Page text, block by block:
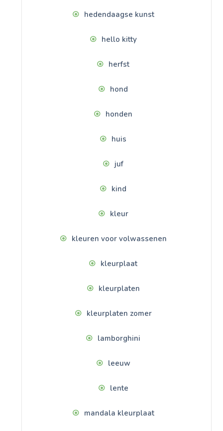
hedendaagse kunst
hello kitty
herfst
hond
honden
huis
juf
kind
kleur
kleuren voor volwassenen
kleurplaat
kleurplaten
kleurplaten zomer
lamborghini
leeuw
lente
mandala kleurplaat